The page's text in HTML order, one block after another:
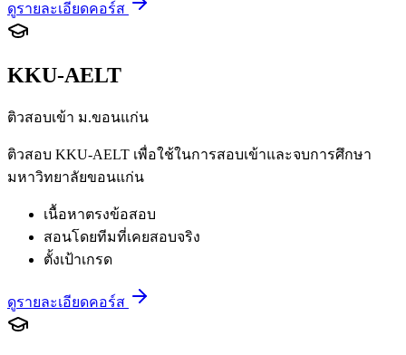
ดูรายละเอียดคอร์ส
KKU-AELT
ติวสอบเข้า ม.ขอนแก่น
ติวสอบ KKU-AELT เพื่อใช้ในการสอบเข้าและจบการศึกษา
มหาวิทยาลัยขอนแก่น
เนื้อหาตรงข้อสอบ
สอนโดยทีมที่เคยสอบจริง
ตั้งเป้าเกรด
ดูรายละเอียดคอร์ส